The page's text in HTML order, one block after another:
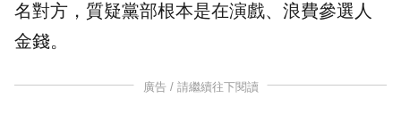
名對方，質疑黨部根本是在演戲、浪費參選人
金錢。
廣告 / 請繼續往下閱讀